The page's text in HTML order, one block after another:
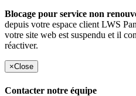
Blocage pour service non
depuis votre espace client LWS
votre site web est suspendu et il
réactiver.
×Close
Contacter notre équipe